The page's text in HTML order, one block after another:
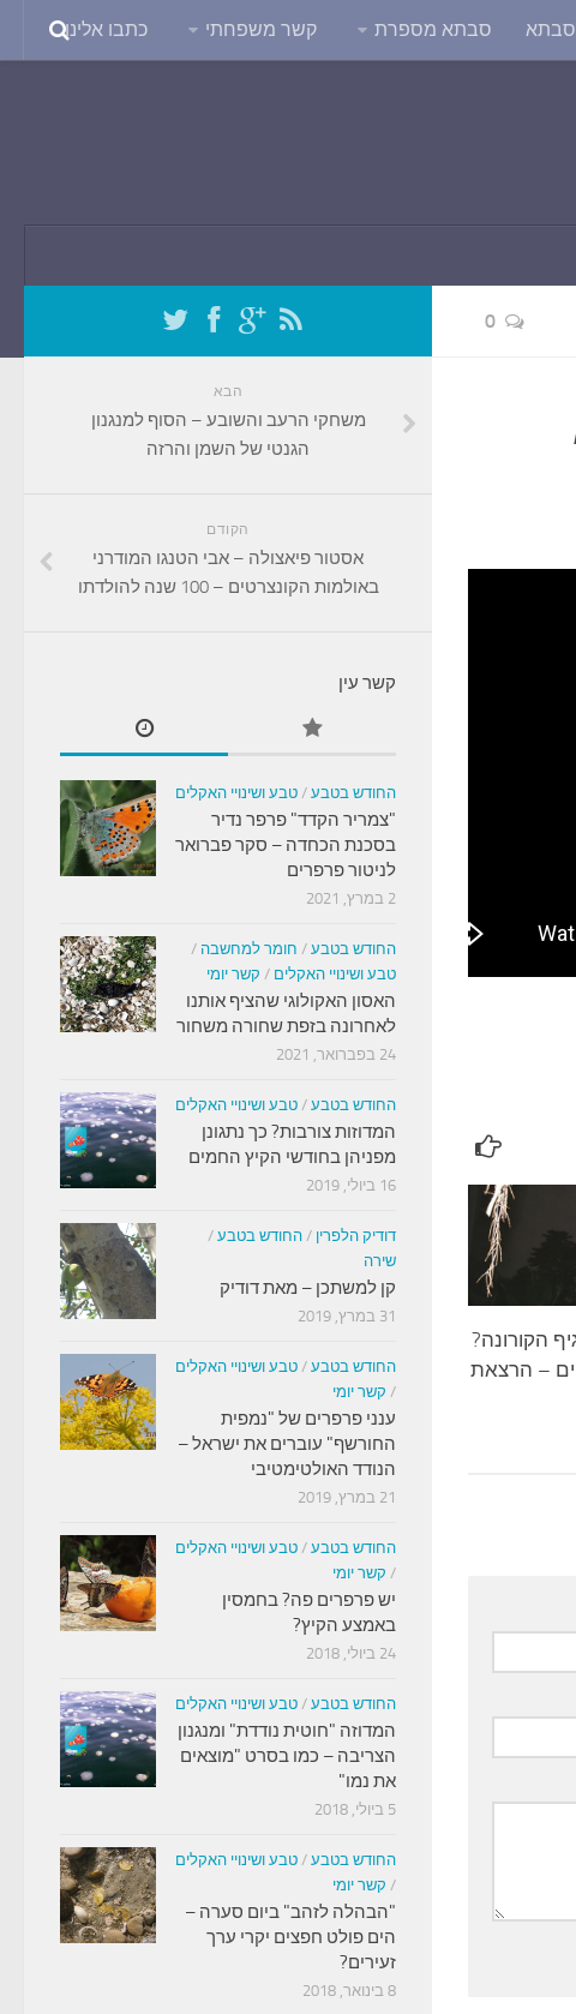
סבתא סבתא מספרת קשר משפחתי כתבו אלינו
0
הקורונה?
– הרצאת
הבא
משחקי הרעב והשובע – הסוף למנגנון
הגנטי של השמן והרזה
הקודם
אסטור פיאצולה – אבי הטנגו המודרני
באולמות הקונצרטים – 100 שנה להולדתו
קשר עין
החודש בטבע / טבע ושינויי האקלים
"צמריר הקדד" פרפר נדיר
בסכנת הכחדה – סקר פברואר
לניטור פרפרים
2 במרץ, 2021
החודש בטבע / חומר למחשבה /
טבע ושינויי האקלים / קשר יומי
האסון האקולוגי שהציף אותנו
לאחרונה בזפת שחורה משחור
24 בפברואר, 2021
החודש בטבע / טבע ושינויי האקלים
המדוזות צורבות? כך נתגונן
מפניהן בחודשי הקיץ החמים
16 ביולי, 2019
דודיק הלפרין / החודש בטבע /
שירה
קן למשתכן – מאת דודיק
31 במרץ, 2019
החודש בטבע / טבע ושינויי האקלים
/ קשר יומי
ענני פרפרים של "נמפית
החורשף" עוברים את ישראל –
הנודד האולטימטיבי
21 במרץ, 2019
החודש בטבע / טבע ושינויי האקלים
/ קשר יומי
יש פרפרים פה? בחמסין
באמצע הקיץ?
24 ביולי, 2018
החודש בטבע / טבע ושינויי האקלים
המדוזה "חוטית נודדת" ומנגנון
הצריבה – כמו בסרט "מוצאים
את נמו"
5 ביולי, 2018
החודש בטבע / טבע ושינויי האקלים
/ קשר יומי
"הבהלה לזהב" ביום סערה –
הים פולט חפצים יקרי ערך
זעירים?
8 בינואר, 2018